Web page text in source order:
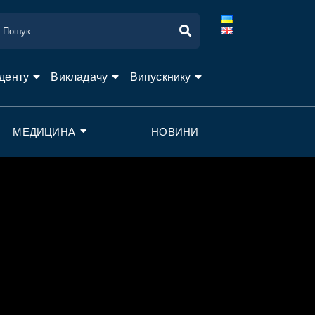
Викладачу Випускнику
МЕДИЦИНА НОВИНИ